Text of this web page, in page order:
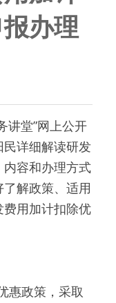
办理
讲堂”网上公开
详细解读研发
容和办理方式
解政策、适用
用加计扣除优